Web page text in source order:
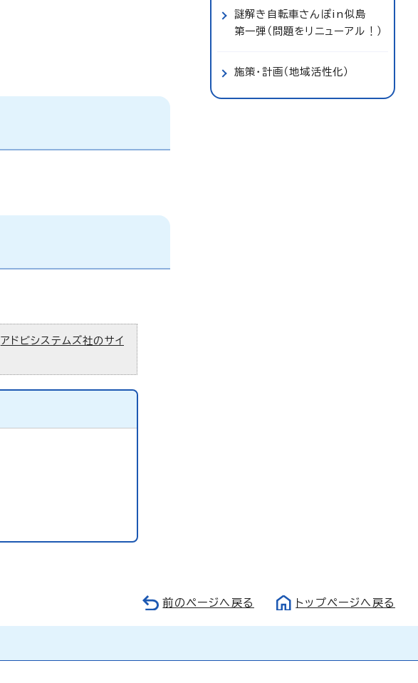
アドビシステムズ社のサイ
謎解き自転車さんぽin似島
第一弾（問題をリニューアル！）
施策・計画（地域活性化）
前のページへ戻る トップページへ戻る